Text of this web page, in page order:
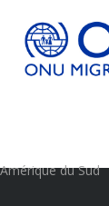
Amérique du Sud